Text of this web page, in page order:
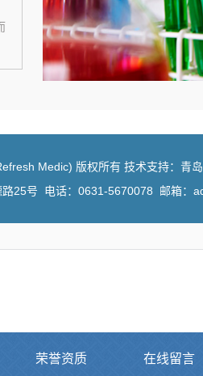
Medic) 版权所有 技术支持：青
25号 电话：0631-5670078 邮箱：
荣誉资质 在线留言